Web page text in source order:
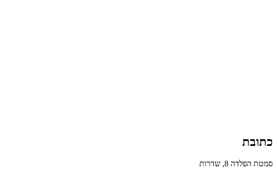
כתובת
סמטת הפלדה 8, שדרות